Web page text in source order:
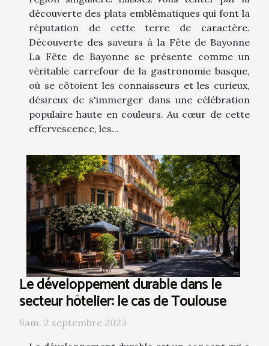
découverte des plats emblématiques qui font la
réputation de cette terre de caractère.
Découverte des saveurs à la Fête de Bayonne
La Fête de Bayonne se présente comme un
véritable carrefour de la gastronomie basque,
où se côtoient les connaisseurs et les curieux,
désireux de s'immerger dans une célébration
populaire haute en couleurs. Au cœur de cette
effervescence, les...
Le développement durable dans le
secteur hôtelier: le cas de Toulouse
Sam. 2 septembre 2023